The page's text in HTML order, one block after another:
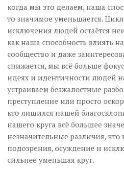
когда мы это делаем, наша
то значимое уменьшается.
исключения людей остаётся
как наша способность влиять
сообщество и даже
снижается, мы всё больше
идеях и идентичности людей
устраиваем безжалостные
преступление или просто
кто лишился нашей
нашего круга всё большее
незначительные различия,
подозрения, осуждение и
сильнее уменьшая круг.